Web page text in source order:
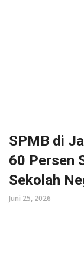
SPMB di
60 Persen
Sekolah
Juni 25, 2026